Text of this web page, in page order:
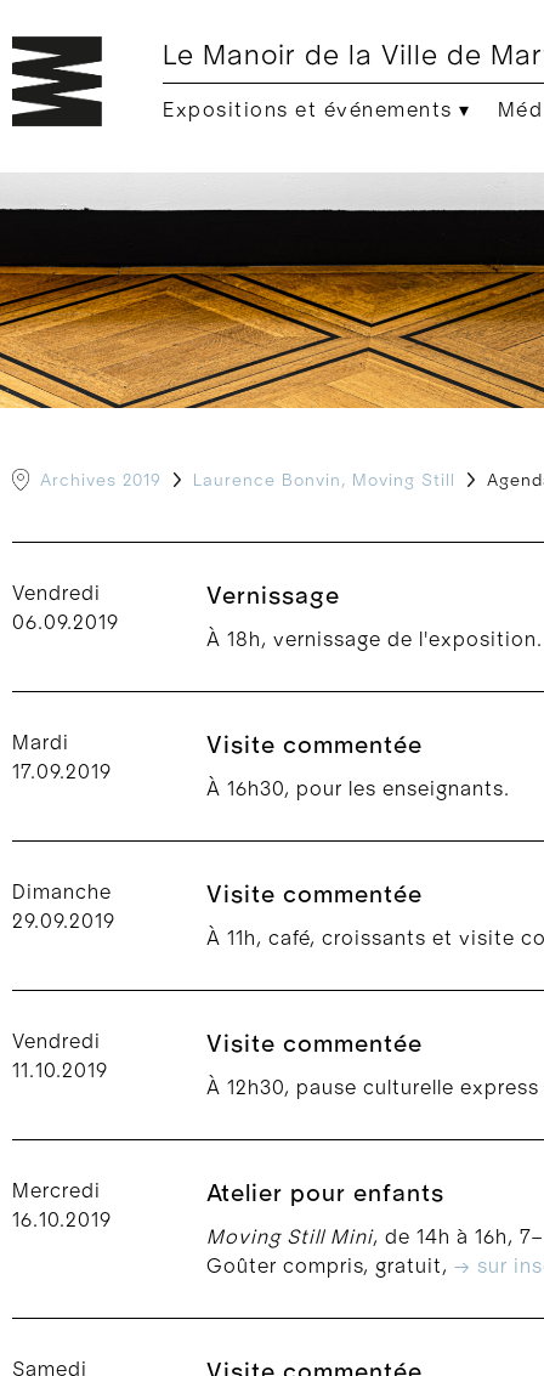
Le Manoir de la Ville de
Expositions et événements ▾
Archives 2019 Laurence Bonvin, Moving Still
Vendredi
06.09.2019
Vernissage
À 18h, vernissage de l'exposition.
Mardi
17.09.2019
Visite commentée
À 16h30, pour les enseignants.
Dimanche
29.09.2019
Visite commentée
À 11h, café, croissants et visite
Vendredi
11.10.2019
Visite commentée
À 12h30, pause culturelle express
Mercredi
16.10.2019
Atelier pour enfants
Moving Still Mini, de 14h à 16h,
Goûter compris, gratuit, → sur
Samedi